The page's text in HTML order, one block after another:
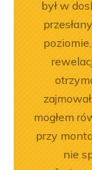
był w
mogłem
przy
nie